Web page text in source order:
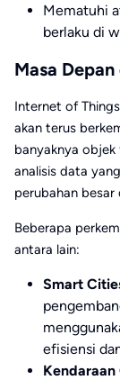
Mematuhi
berlaku di
Masa
Internet of
akan terus
banyaknya
analisis data
perubahan besar
Beberapa
antara lain:
Smart
efisiensi